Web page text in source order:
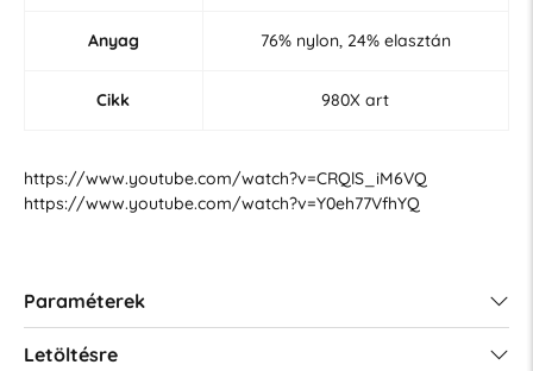
Anyag 76% nylon, 24% elasztán
Cikk 980X art
https://www.youtube.com/watch?v=CRQlS_iM6VQ
https://www.youtube.com/watch?v=Y0eh77VfhYQ
Paraméterek
Letöltésre